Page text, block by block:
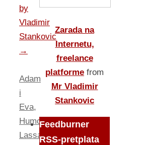
by
Vladimir
Stankovic
→
Adam
i
Eva,
Humor,
Lassalvi,
Zarada na
Internetu,
freelance
platforme from
Mr Vladimir
Stankovic
Feedburner
RSS-pretplata